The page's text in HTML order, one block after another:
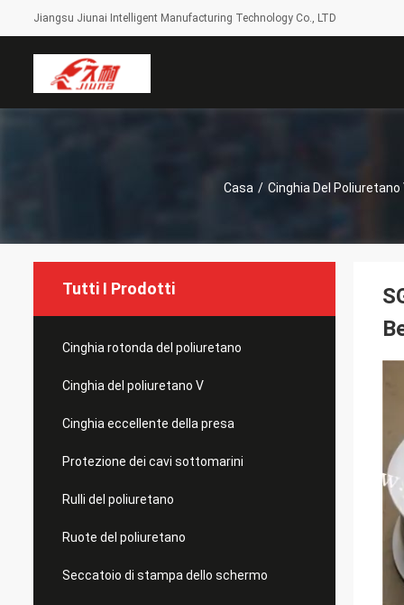
Jiangsu Jiunai Intelligent Manufacturing Technology Co., LTD
Casa / Cinghia Del Poliuretano
Tutti I Prodotti
Cinghia rotonda del poliuretano
Cinghia del poliuretano V
Cinghia eccellente della presa
Protezione dei cavi sottomarini
Rulli del poliuretano
Ruote del poliuretano
Seccatoio di stampa dello schermo